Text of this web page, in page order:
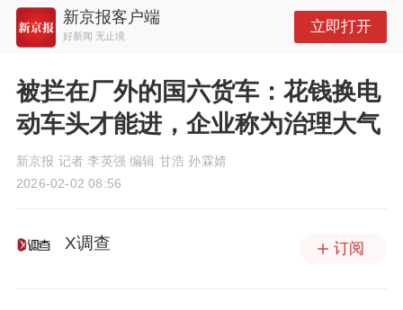
新京报客户端
好新闻 无止境
立即打开
被拦在厂外的国六货车：花钱换电
动车头才能进，企业称为治理大气
新京报 记者 李英强 编辑 甘浩 孙霖婧
2026-02-02 08:56
X调查 订阅